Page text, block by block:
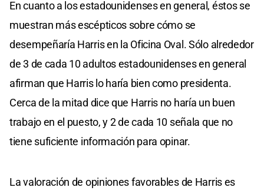
En cuanto a los estadounidenses en general, éstos se
muestran más escépticos sobre cómo se
desempeñaría Harris en la Oficina Oval. Sólo alrededor
de 3 de cada 10 adultos estadounidenses en general
afirman que Harris lo haría bien como presidenta.
Cerca de la mitad dice que Harris no haría un buen
trabajo en el puesto, y 2 de cada 10 señala que no
tiene suficiente información para opinar.
La valoración de opiniones favorables de Harris es